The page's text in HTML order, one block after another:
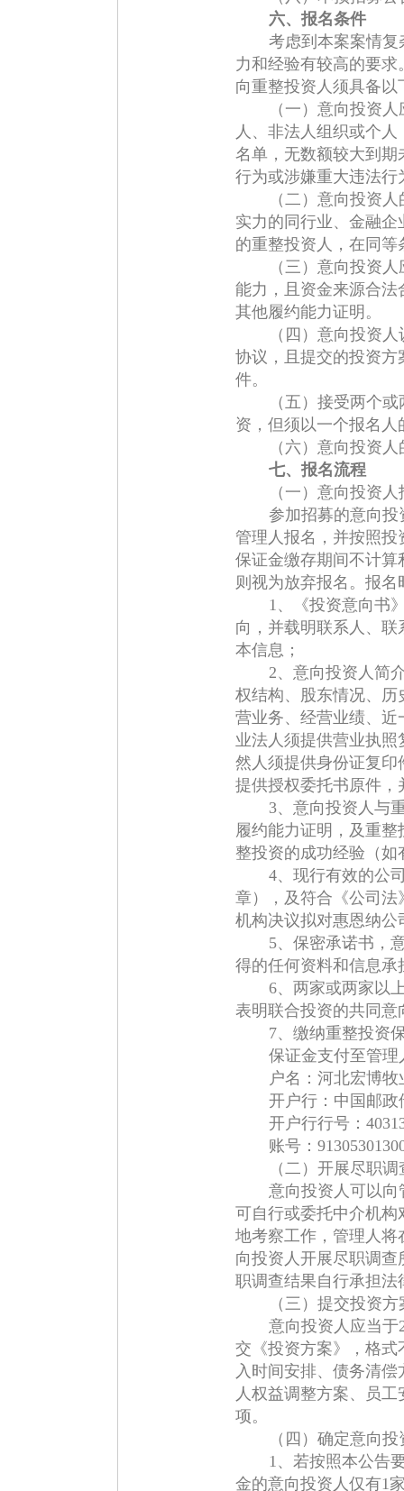
六、报名条件
考虑到本案案情
力和经验有较高的要
向重整投资人须具备以
（一）意向投资
人、非法人组织或个
名单，无数额较大到
行为或涉嫌重大违法行
（二）意向投资
实力的同行业、金融
的重整投资人，在同
（三）意向投资
能力，且资金来源合
其他履约能力证明。
（四）意向投资
协议，且提交的投资
件。
（五）接受两个
资，但须以一个报名人
（六）意向投资
七、报名流程
（一）意向投资
参加招募的意向投
管理人报名，并按照投
保证金缴存期间不计
则视为放弃报名。报
1、《投资意向书
向，并载明联系人、
本信息；
2、意向投资人简
权结构、股东情况、
营业务、经营业绩、
业法人须提供营业执
然人须提供身份证复
提供授权委托书原件
3、意向投资人与
履约能力证明，及重
整投资的成功经验（如
4、现行有效的公
章），及符合《公司
机构决议拟对惠恩纳
5、保密承诺书，
得的任何资料和信息承
6、两家或两家以
表明联合投资的共同意
7、缴纳重整投资
保证金支付至管
户名：河北宏博
开户行：中国邮
开户行行号：
账号：
（二）开展尽职调
意向投资人可以
可自行或委托中介机
地考察工作，管理人
向投资人开展尽职调
职调查结果自行承担法
（三）提交投资方
意向投资人应当于
交《投资方案》，格
入时间安排、债务清
人权益调整方案、员
项。
（四）确定意向
1、若按照本公告
金的意向投资人仅有1